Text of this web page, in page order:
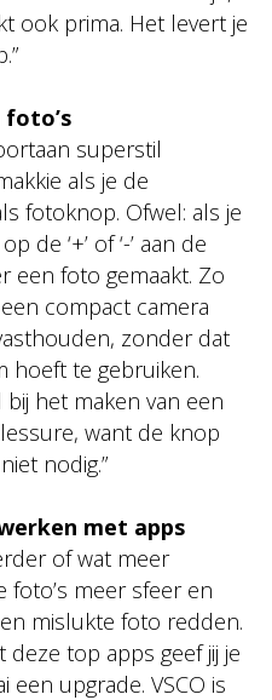
ook prima. Het levert je
superstil
als je de
fotoknop. Ofwel: als je
de ‘+’ of ‘-’ aan de
een foto gemaakt. Zo
compact camera
zonder dat
hoeft te gebruiken.
het maken van een
want de knop
nodig.”
met apps
of wat meer
foto’s meer sfeer en
mislukte foto redden.
deze top apps geef jij je
een upgrade. VSCO is